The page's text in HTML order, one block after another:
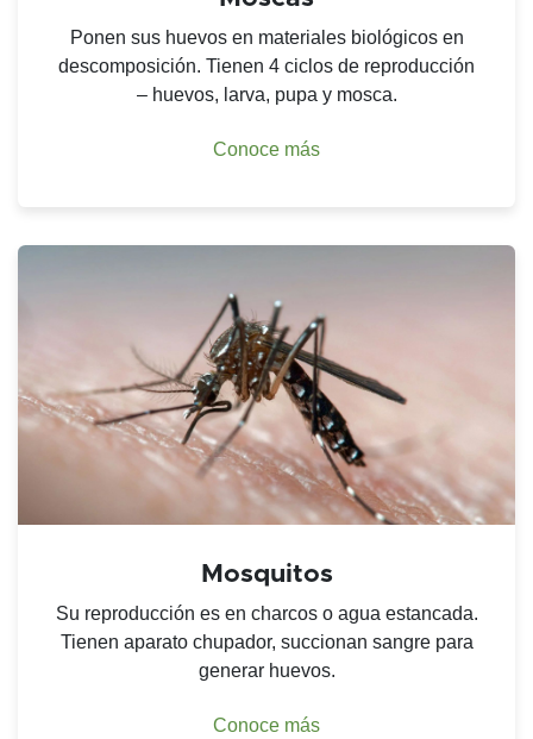
Ponen sus huevos en materiales biológicos en
descomposición. Tienen 4 ciclos de reproducción
– huevos, larva, pupa y mosca.
Conoce más
Mosquitos
Su reproducción es en charcos o agua estancada.
Tienen aparato chupador, succionan sangre para
generar huevos.
Conoce más